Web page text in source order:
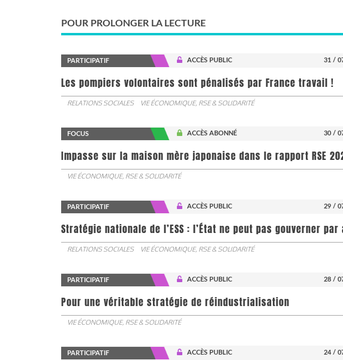
POUR PROLONGER LA LECTURE
PARTICIPATIF ACCÈS PUBLIC 31 /
Les pompiers volontaires sont pénalisés par France travail !
RELATIONS SOCIALES VIE ÉCONOMIQUE, RSE & SOLIDARITÉ
FOCUS ACCÈS ABONNÉ 30 /
Impasse sur la maison mère japonaise dans le rapport RSE
VIE ÉCONOMIQUE, RSE & SOLIDARITÉ
PARTICIPATIF ACCÈS PUBLIC 29 /
Stratégie nationale de l’ESS : l’État ne peut pas gouverner
RELATIONS SOCIALES VIE ÉCONOMIQUE, RSE & SOLIDARITÉ
PARTICIPATIF ACCÈS PUBLIC 28 /
Pour une véritable stratégie de réindustrialisation
VIE ÉCONOMIQUE, RSE & SOLIDARITÉ
PARTICIPATIF ACCÈS PUBLIC 24 /